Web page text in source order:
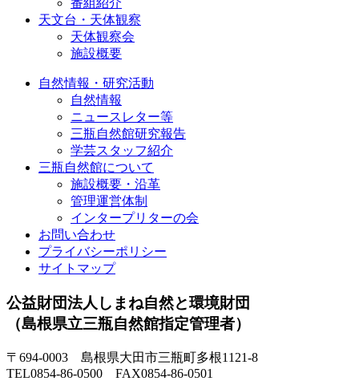
番組紹介
天文台・天体観察
天体観察会
施設概要
自然情報・研究活動
自然情報
ニュースレター等
三瓶自然館研究報告
学芸スタッフ紹介
三瓶自然館について
施設概要・沿革
管理運営体制
インタープリターの会
お問い合わせ
プライバシーポリシー
サイトマップ
公益財団法人しまね自然と環境財団
（島根県立三瓶自然館指定管理者）
〒694-0003 島根県大田市三瓶町多根1121-8
TEL0854-86-0500 FAX0854-86-0501